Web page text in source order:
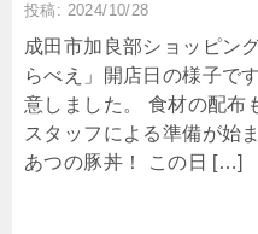
投稿: 2024/10/28
成田市加良部ショッピン
らべえ」開店日の様子で
意しました。 食材の配布
スタッフによる準備が始
あつの豚丼！ この日 […]